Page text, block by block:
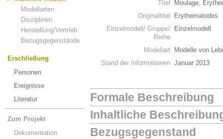
Modellarten
Disziplinen
Herstellung/Vertrieb
Bezugsgegenstände
Erschließung
Personen
Ereignisse
Literatur
Zum Projekt
Dokumentation
Titel
Moulage,
Originaltitel
Erythematodes
Einzelmodell/ Gruppe/
Reihe
Einzelmodell
Modellart
Modelle von
Stand der Informationen Januar 2013
Formale Beschreibung
Inhaltliche
Bezugsgegenstand